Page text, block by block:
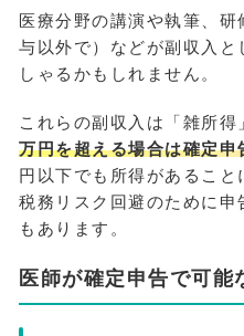
医療分野の講演や執筆、
与以外で）などが副収入と
しゃるかもしれません。
これらの副収入は「雑所得
万円を超える場合は確定申
円以下でも所得があるこ
税務リスク回避のために申
もあります。
医師が確定申告で可能